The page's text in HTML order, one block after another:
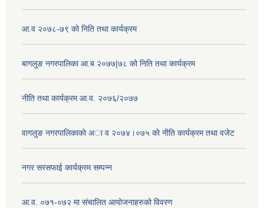
आ.व २०७८-७९ को निति तथा कार्यक्रम
बागलुङ नगरपालिका आ.ब २०७७|७८ को निति तथा कार्यक्रम
नीति तथा कार्यक्रम आ.व. २०७६/२०७७
वागलुङ नगरपालिकाकाे अा‍ व २०७४।०७५ काे नीति कार्यक्रम तथा वजेट
नगर सरसफाई कार्यक्रम सम्पन्न
आ.व. ०७१-०७२ मा संचालित आयोजनाहरुको विवरण